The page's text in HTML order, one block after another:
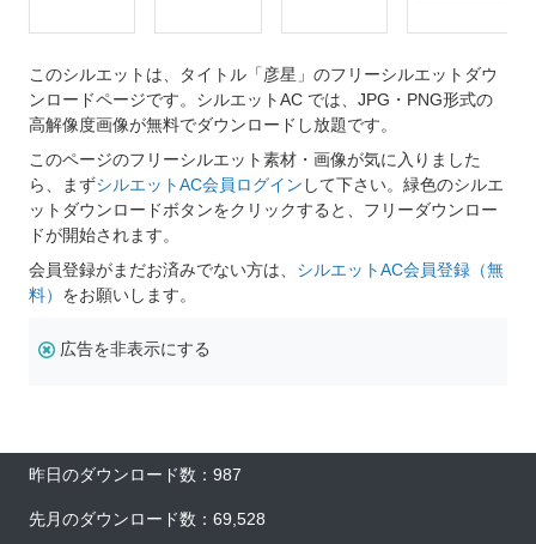
このシルエットは、タイトル「彦星」のフリーシルエットダウ
ンロードページです。シルエットAC では、JPG・PNG形式の
高解像度画像が無料でダウンロードし放題です。
このページのフリーシルエット素材・画像が気に入りました
ら、まずシルエットAC会員ログイン して下さい。緑色のシルエ
ットダウンロードボタンをクリックすると、フリーダウンロー
ドが開始されます。
会員登録がまだお済みでない方は、 シルエットAC会員登録（無
料） をお願いします。
広告を非表示にする
昨日のダウンロード数：987
先月のダウンロード数：69,528